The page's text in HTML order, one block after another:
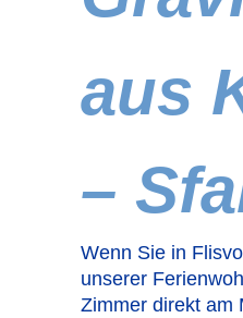
aus
–
Wenn Sie in
unserer
Zimmer direkt am